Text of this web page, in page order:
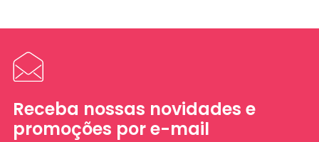
Receba nossas novidades e
promoções por e-mail